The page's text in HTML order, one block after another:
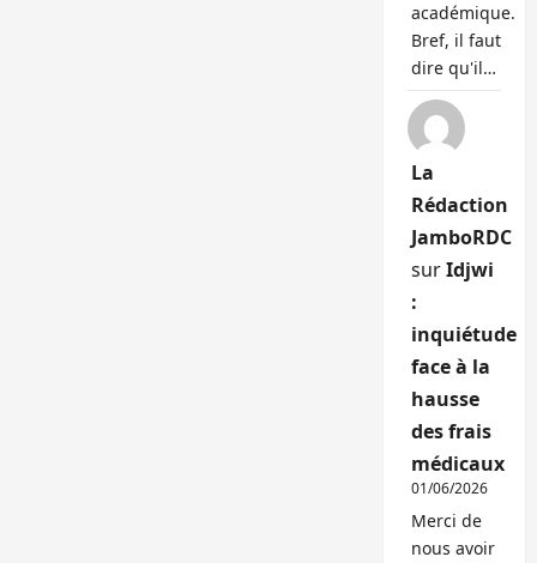
académique.
Bref, il faut
dire qu'il…
La
Rédaction
JamboRDC
surIdjwi
:
inquiétude
face à la
hausse
des frais
médicaux
01/06/2026
Merci de
nous avoir